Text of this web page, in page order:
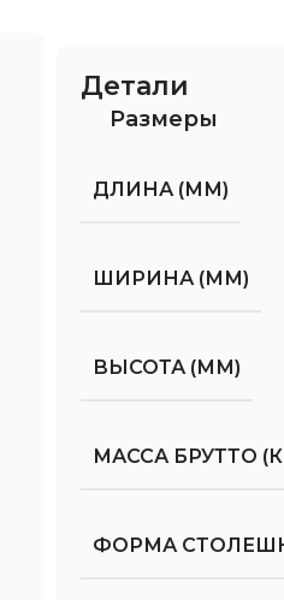
Детали
Размеры
ДЛИНА (ММ)
ШИРИНА (ММ)
ВЫСОТА (ММ)
МАССА БРУТТО
ФОРМА